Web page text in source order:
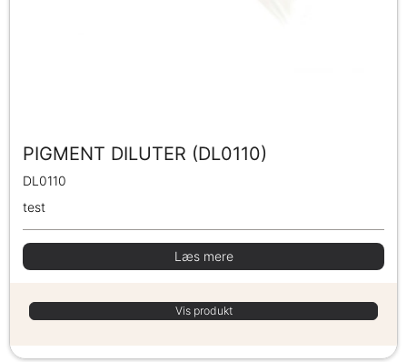
PIGMENT DILUTER (DL0110)
DL0110
test
Læs mere
Vis produkt